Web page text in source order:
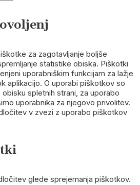
za zagotavljanje boljše
statistike obiska. Piškotki
uporabniškim funkcijam za lažje
aplikacijo. O uporabi piškotkov so
spletnih strani, za uporabo
uporabnika za njegovo privolitev.
v zvezi z uporabo piškotkov
glede sprejemanja piškotkov.